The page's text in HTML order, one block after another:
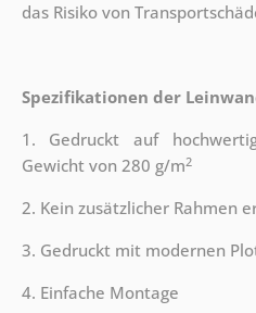
das Risiko von
Spezifikationen der
1. Gedruckt auf
Gewicht von 280 g/m2
2. Kein zusätzlicher Rahmen
3. Gedruckt mit modernen
4. Einfache Montage